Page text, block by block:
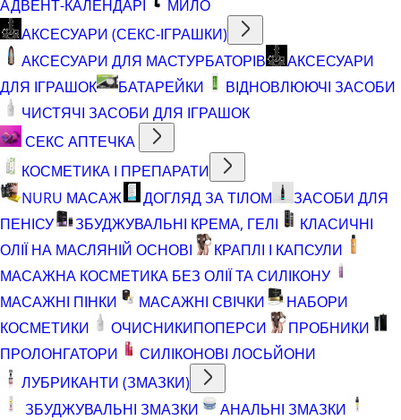
АДВЕНТ-КАЛЕНДАРІ
МИЛО
АКСЕСУАРИ (СЕКС-ІГРАШКИ)
АКСЕСУАРИ ДЛЯ МАСТУРБАТОРІВ
АКСЕСУАРИ
ДЛЯ ІГРАШОК
БАТАРЕЙКИ
ВІДНОВЛЮЮЧІ ЗАСОБИ
ЧИСТЯЧІ ЗАСОБИ ДЛЯ ІГРАШОК
СЕКС АПТЕЧКА
КОСМЕТИКА І ПРЕПАРАТИ
NURU МАСАЖ
ДОГЛЯД ЗА ТІЛОМ
ЗАСОБИ ДЛЯ
ПЕНІСУ
ЗБУДЖУВАЛЬНІ КРЕМА, ГЕЛІ
КЛАСИЧНІ
ОЛІЇ НА МАСЛЯНІЙ ОСНОВІ
КРАПЛІ І КАПСУЛИ
МАСАЖНА КОСМЕТИКА БЕЗ ОЛІЇ ТА СИЛІКОНУ
МАСАЖНІ ПІНКИ
МАСАЖНІ СВІЧКИ
НАБОРИ
КОСМЕТИКИ
ОЧИСНИКИПОПЕРСИ
ПРОБНИКИ
ПРОЛОНГАТОРИ
СИЛІКОНОВІ ЛОСЬЙОНИ
ЛУБРИКАНТИ (ЗМАЗКИ)
ЗБУДЖУВАЛЬНІ ЗМАЗКИ
АНАЛЬНІ ЗМАЗКИ